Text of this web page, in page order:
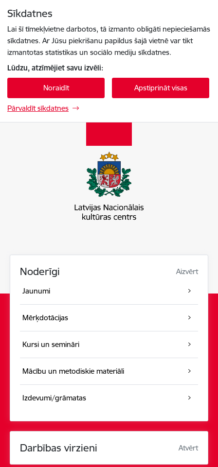
Sīkdatnes
Lai šī tīmekļvietne darbotos, tā izmanto obligāti nepieciešamās
sīkdatnes. Ar Jūsu piekrišanu papildus šajā vietnē var tikt
izmantotas statistikas un sociālo mediju sīkdatnes.
Lūdzu, atzīmējiet savu izvēli:
Noraidīt Apstiprināt visas
Pārvaldīt sīkdatnes
Noderīgi Aizvērt
Jaunumi
Mērķdotācijas
Kursi un semināri
Mācību un metodiskie materiāli
Izdevumi/grāmatas
Darbības virzieni Atvērt